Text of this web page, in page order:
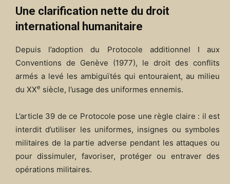
Une clarification nette du droit
international humanitaire
Depuis l’adoption du Protocole additionnel I aux
Conventions de Genève (1977), le droit des conflits
armés a levé les ambiguïtés qui entouraient, au milieu
du XXe siècle, l’usage des uniformes ennemis.
L’article 39 de ce Protocole pose une règle claire : il est
interdit d’utiliser les uniformes, insignes ou symboles
militaires de la partie adverse pendant les attaques ou
pour dissimuler, favoriser, protéger ou entraver des
opérations militaires.